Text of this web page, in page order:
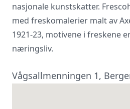
nasjonale kunstskatter.
med freskomalerier malt av
1921-23, motivene i freskene
næringsliv.
Vågsallmenningen 1,
LUKK VINDU SEND